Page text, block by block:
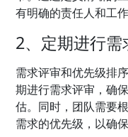
有明确的责任人和工
2、定期进行
需求评审和优先级排
期进行需求评审，确
估。同时，团队需要
需求的优先级，以确